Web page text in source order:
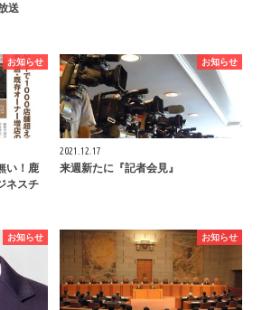
送
お知らせ
い！鹿
ネスチ
お知らせ
2021.12.17
来週新たに『記者会見』
お知らせ お知らせ